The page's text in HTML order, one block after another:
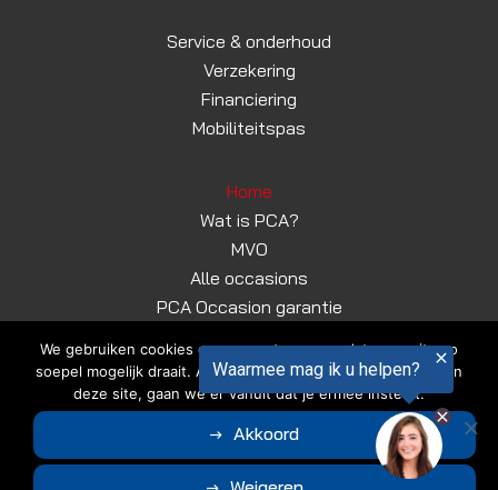
Service & onderhoud
Verzekering
Financiering
Mobiliteitspas
Home
Wat is PCA?
MVO
Alle occasions
PCA Occasion garantie
Autobedrijf Ter Veer| Algemene voorwaarden|
Vragen of afspraak maken?
Bel0596-591364
We gebruiken cookies om ervoor te zorgen dat onze site zo
soepel mogelijk draait. Als je doorgaat met het gebruiken van
deze site, gaan we er vanuit dat je ermee instemt.
Akkoord